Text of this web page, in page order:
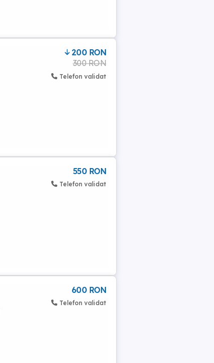
200 RON
300 RON
Telefon validat
550 RON
Telefon validat
600 RON
Telefon validat